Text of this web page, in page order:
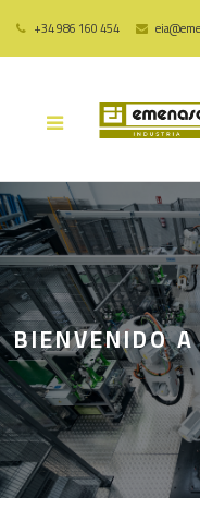
+34 986 160 454
BIENVENIDO